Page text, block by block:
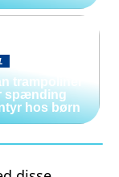
trampoliner
spænding
hos børn